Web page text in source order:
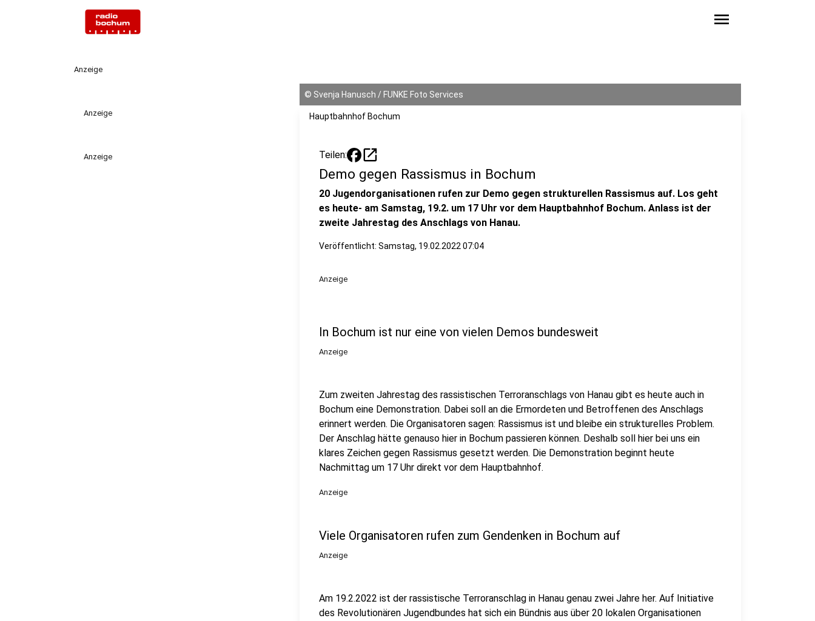
menu
Anzeige
Anzeige
Anzeige
© Svenja Hanusch / FUNKE Foto Services
Hauptbahnhof Bochum
Teilen: open_in_new
Demo gegen Rassismus in Bochum
20 Jugendorganisationen rufen zur Demo gegen strukturellen Rassismus auf. Los geht
es heute- am Samstag, 19.2. um 17 Uhr vor dem Hauptbahnhof Bochum. Anlass ist der
zweite Jahrestag des Anschlags von Hanau.
Veröffentlicht: Samstag, 19.02.2022 07:04
Anzeige
In Bochum ist nur eine von vielen Demos bundesweit
Anzeige
Zum zweiten Jahrestag des rassistischen Terroranschlags von Hanau gibt es heute auch in
Bochum eine Demonstration. Dabei soll an die Ermordeten und Betroffenen des Anschlags
erinnert werden. Die Organisatoren sagen: Rassismus ist und bleibe ein strukturelles Problem.
Der Anschlag hätte genauso hier in Bochum passieren können. Deshalb soll hier bei uns ein
klares Zeichen gegen Rassismus gesetzt werden. Die Demonstration beginnt heute
Nachmittag um 17 Uhr direkt vor dem Hauptbahnhof.
Anzeige
Viele Organisatoren rufen zum Gendenken in Bochum auf
Anzeige
Am 19.2.2022 ist der rassistische Terroranschlag in Hanau genau zwei Jahre her. Auf Initiative
des Revolutionären Jugendbundes hat sich ein Bündnis aus über 20 lokalen Organisationen